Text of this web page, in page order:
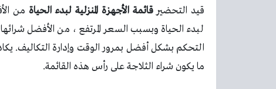
قيد التحضير قائمة الأجهزة المنزلية لبدء الحياة من
لبدء الحياة وبسبب السعر المرتفع ، من الأفضل
التحكم بشكل أفضل بمرور الوقت وإدارة التكاليف.
ما يكون شراء الثلاجة على رأس هذه القائمة.